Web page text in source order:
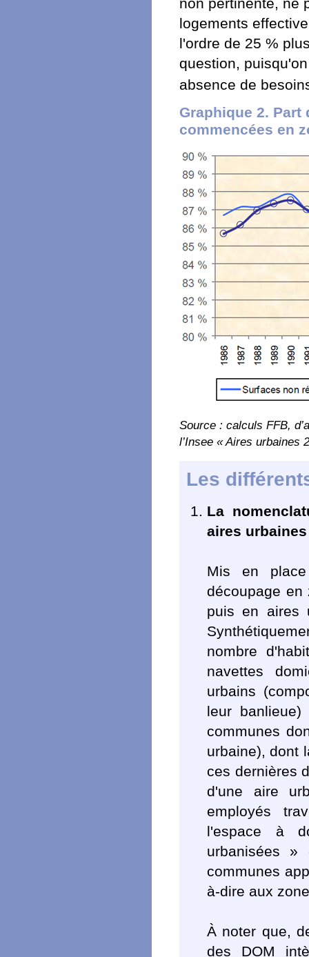
logements
l'ordre de 25 %
question,
absence de
Graphique 2.
commencées en
Source : calculs FFB,
l’Insee « Aires urbaines
Les
La
aires urbaines
Mis en
découpage en
puis en aires
nombre
navettes
urbains
leur banlieue)
communes
urbaine), dont
ces dernières
d'une aire
employés
l'espace à
urbanisées
communes
à-dire aux
À noter que,
des DOM